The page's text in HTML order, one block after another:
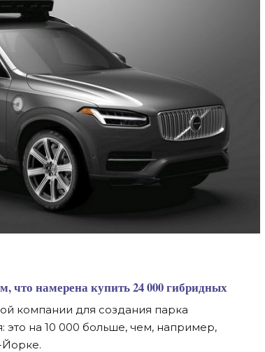
что намерена купить 24 000 гибридных
компании для создания парка
это на 10 000 больше, чем, например,
Йорке.